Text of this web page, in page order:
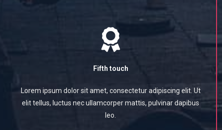
Fifth touch
Lorem ipsum dolor sit amet, consectetur adipiscing elit. Ut
elit tellus, luctus nec ullamcorper mattis, pulvinar dapibus
leo.